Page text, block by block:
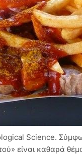
Science.
είναι καθαρά